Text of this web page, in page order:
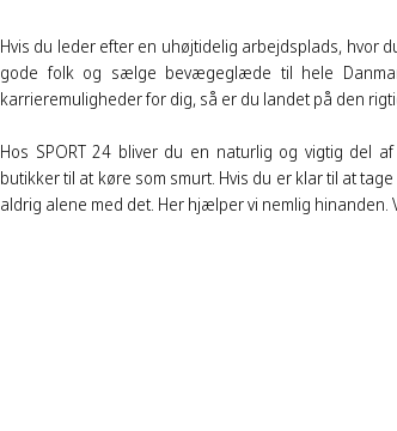
Hvis du leder efter en uhøjtidelig arbejdsplads, hvor
gode folk og sælge bevægeglæde til hele
karrieremuligheder for dig, så er du landet på den
Hos SPORT 24 bliver du en naturlig og vigtig del
butikker til at køre som smurt. Hvis du er klar til at
aldrig alene med det. Her hjælper vi nemlig hinanden.